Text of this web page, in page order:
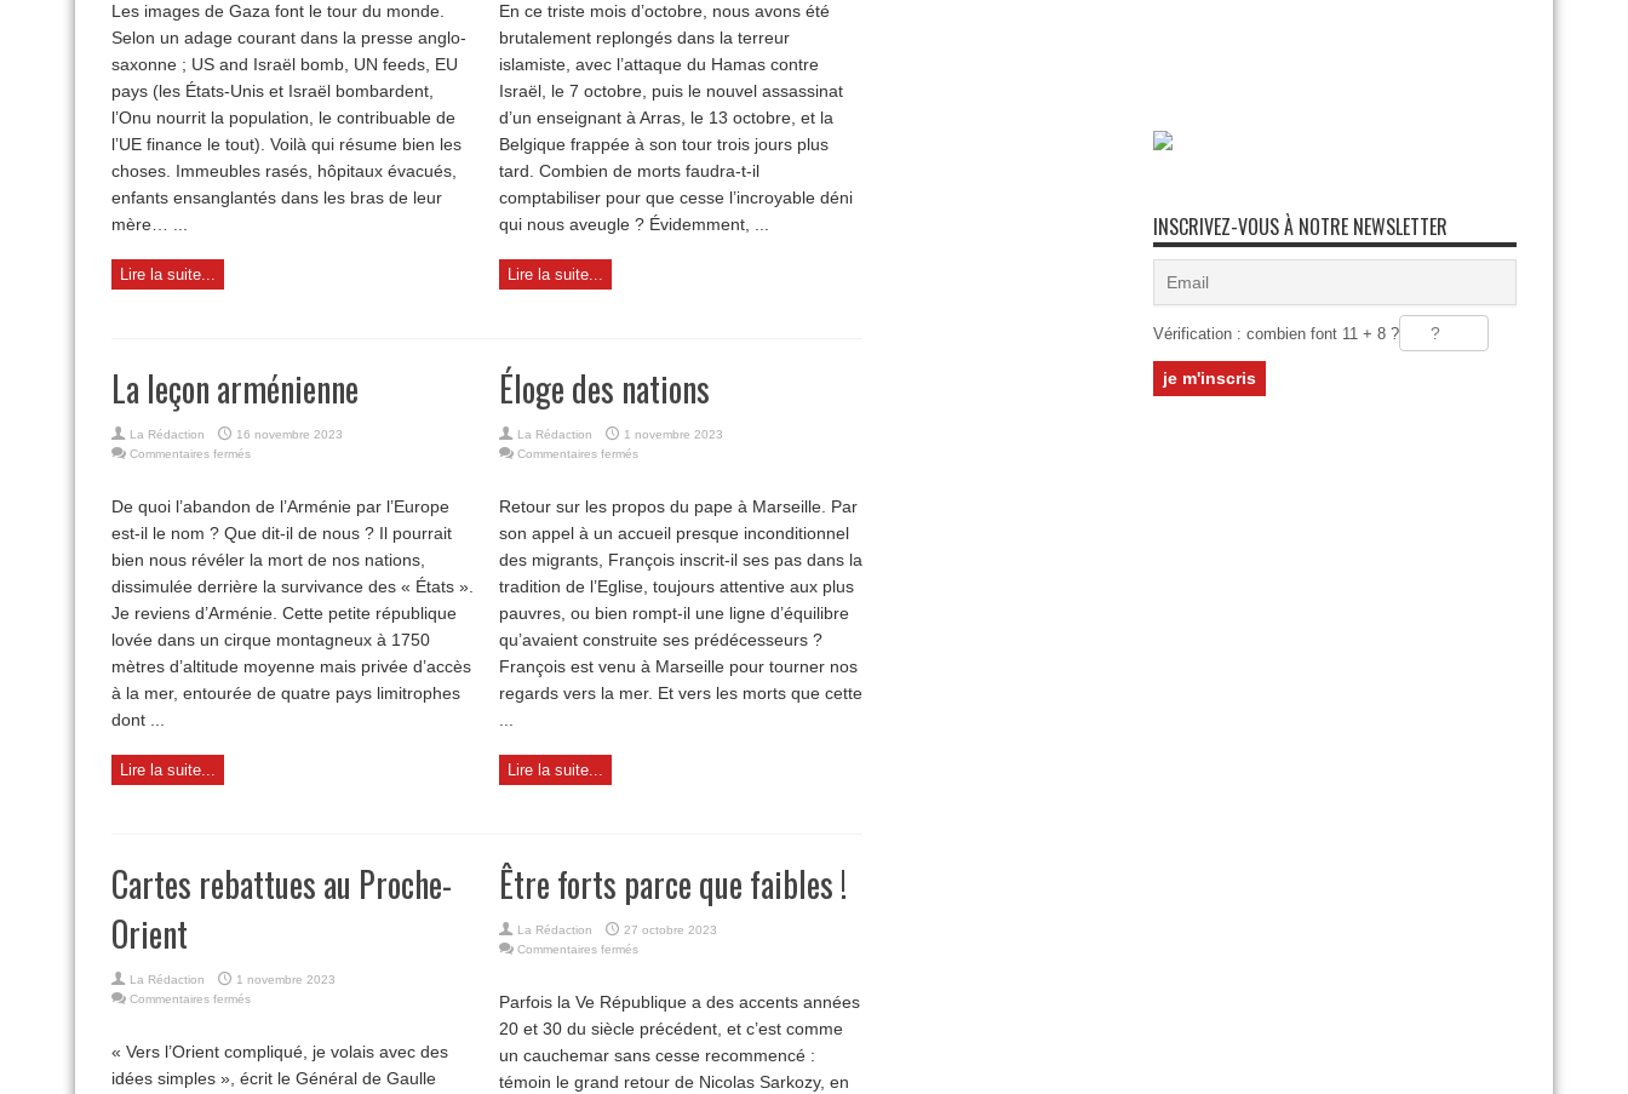
le
piège
Hamas
Les images de Gaza font le tour du monde.
Selon un adage courant dans la presse anglo-
saxonne ; US and Israël bomb, UN feeds, EU
pays (les États-Unis et Israël bombardent,
l’Onu nourrit la population, le contribuable de
l’UE finance le tout). Voilà qui résume bien les
choses. Immeubles rasés, hôpitaux évacués,
enfants ensanglantés dans les bras de leur
mère… ...
Lire la suite...
jusqu’à
quand
déni ?
En ce triste mois d’octobre, nous avons été
brutalement replongés dans la terreur
islamiste, avec l’attaque du Hamas contre
Israël, le 7 octobre, puis le nouvel assassinat
d’un enseignant à Arras, le 13 octobre, et la
Belgique frappée à son tour trois jours plus
tard. Combien de morts faudra-t-il
comptabiliser pour que cesse l’incroyable déni
qui nous aveugle ? Évidemment, ...
Lire la suite...
La leçon arménienne
La Rédaction
16 novembre 2023
Commentaires fermés
arménienne
De quoi l’abandon de l’Arménie par l’Europe
est-il le nom ? Que dit-il de nous ? Il pourrait
bien nous révéler la mort de nos nations,
dissimulée derrière la survivance des « États ».
Je reviens d’Arménie. Cette petite république
lovée dans un cirque montagneux à 1750
mètres d’altitude moyenne mais privée d’accès
à la mer, entourée de quatre pays limitrophes
dont ...
Lire la suite...
Éloge des nations
La Rédaction
1 novembre 2023
Commentaires fermés
nations
Retour sur les propos du pape à Marseille. Par
son appel à un accueil presque inconditionnel
des migrants, François inscrit-il ses pas dans la
tradition de l’Eglise, toujours attentive aux plus
pauvres, ou bien rompt-il une ligne d’équilibre
qu’avaient construite ses prédécesseurs ?
François est venu à Marseille pour tourner nos
regards vers la mer. Et vers les morts que cette
Lire la suite...
Cartes rebattues au Proche-
Orient
La Rédaction
1 novembre 2023
Commentaires fermés
au
Proche-
« Vers l’Orient compliqué, je volais avec des
idées simples », écrit le Général de Gaulle
Être forts parce que faibles !
La Rédaction
27 octobre 2023
Commentaires fermés
parce
que
Parfois la Ve République a des accents années
20 et 30 du siècle précédent, et c’est comme
un cauchemar sans cesse recommencé :
témoin le grand retour de Nicolas Sarkozy, en
INSCRIVEZ-VOUS À NOTRE NEWSLETTER
Vérification : combien font 11 + 8 ?